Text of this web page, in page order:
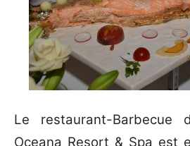
Le restaurant-Barbecue
Oceana Resort & Spa est